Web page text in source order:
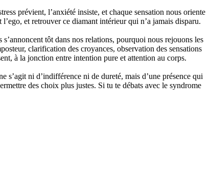
prévient, l’anxiété insiste, et chaque sensation nous oriente
et retrouver ce diamant intérieur qui n’a jamais disparu.
tôt dans nos relations, pourquoi nous rejouons les
clarification des croyances, observation des sensations
à la jonction entre intention pure et attention au corps.
ni d’indifférence ni de dureté, mais d’une présence qui
des choix plus justes. Si tu te débats avec le syndrome